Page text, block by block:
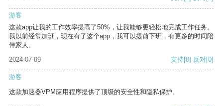
游客
这款app让我的工作效率提高了50%，让我能够更轻松地完成工作任务。
我以前经常加班，现在有了这个app，我可以提前下班，有更多的时间陪
伴家人。
2024-07-09
支持[0] 反对[0]
游客
这款加速器VPM应用程序提供了顶级的安全性和隐私保护。